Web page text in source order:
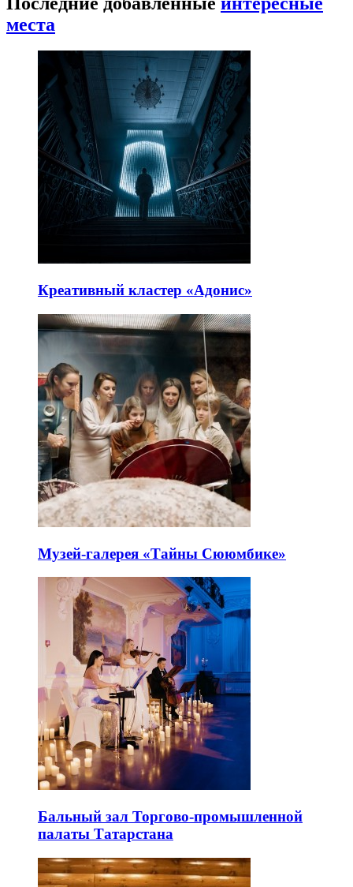
места
Креативный кластер «Адонис»
Музей-галерея «Тайны Сююмбике»
Бальный зал Торгово-промышленной
палаты Татарстана